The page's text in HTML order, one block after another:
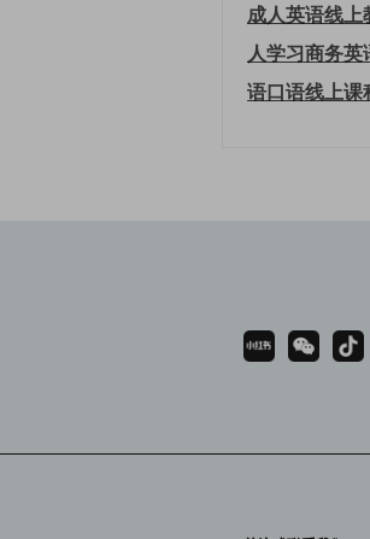
成人英语线上
人学习商务英
语口语线上课